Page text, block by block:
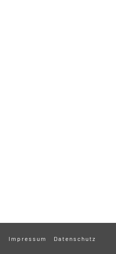
Impressum Datenschutz